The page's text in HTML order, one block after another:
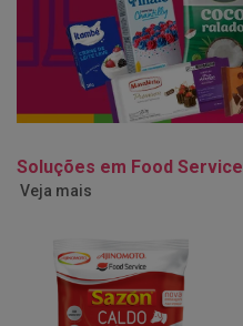
Soluções em Food Service
Veja mais